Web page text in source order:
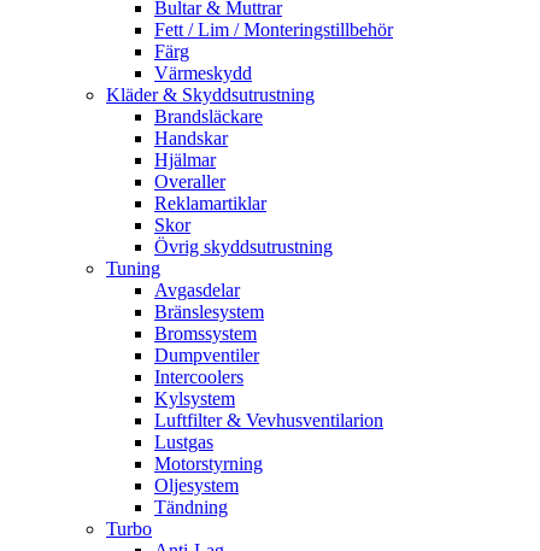
Bultar & Muttrar
Fett / Lim / Monteringstillbehör
Färg
Värmeskydd
Kläder & Skyddsutrustning
Brandsläckare
Handskar
Hjälmar
Overaller
Reklamartiklar
Skor
Övrig skyddsutrustning
Tuning
Avgasdelar
Bränslesystem
Bromssystem
Dumpventiler
Intercoolers
Kylsystem
Luftfilter & Vevhusventilarion
Lustgas
Motorstyrning
Oljesystem
Tändning
Turbo